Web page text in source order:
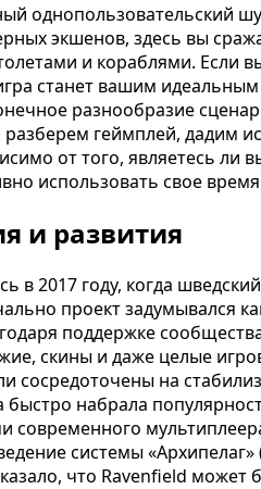
однопользовательский
экшенов, здесь вы
и кораблями. Если
станет вашим
разнообразие
геймплей, дадим
от того, являетесь
использовать свое
и развития
в 2017 году, когда
проект задумывался
поддержке
скины и даже целые
сосредоточены на
набрала
современного
системы
что Ravenfield